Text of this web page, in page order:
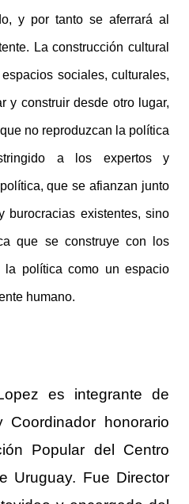
y por tanto se aferrará al
La construcción cultural
sociales, culturales,
y construir desde otro lugar,
no reproduzcan la política
a los expertos y
que se afianzan junto
burocracias existentes, sino
que se construye con los
la política como un espacio
humano.
es integrante de
honorario
Popular del Centro
Uruguay. Fue Director